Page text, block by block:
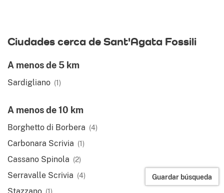
Ciudades cerca de Sant'Agata Fossili
A menos de 5 km
Sardigliano (1)
A menos de 10 km
Borghetto di Borbera (4)
Carbonara Scrivia (1)
Cassano Spinola (2)
Serravalle Scrivia (4)
(1)
Guardar búsqueda